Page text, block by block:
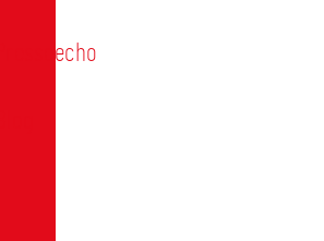
Presseecho